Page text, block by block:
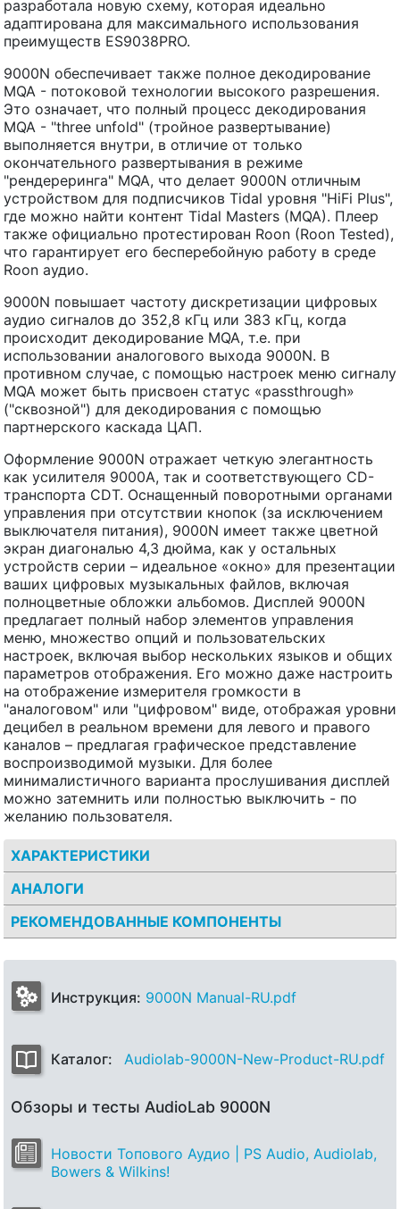
разработала новую схему, которая идеально
адаптирована для максимального использования
преимуществ ES9038PRO.
9000N обеспечивает также полное декодирование
MQA - потоковой технологии высокого разрешения.
Это означает, что полный процесс декодирования
MQA - "three unfold" (тройное развертывание)
выполняется внутри, в отличие от только
окончательного развертывания в режиме
"рендереринга" MQA, что делает 9000N отличным
устройством для подписчиков Tidal уровня "HiFi Plus",
где можно найти контент Tidal Masters (MQA). Плеер
также официально протестирован Roon (Roon Tested),
что гарантирует его бесперебойную работу в среде
Roon аудио.
9000N повышает частоту дискретизации цифровых
аудио сигналов до 352,8 кГц или 383 кГц, когда
происходит декодирование MQA, т.е. при
использовании аналогового выхода 9000N. В
противном случае, с помощью настроек меню сигналу
MQA может быть присвоен статус «passthrough»
("сквозной") для декодирования с помощью
партнерского каскада ЦАП.
Оформление 9000N отражает четкую элегантность
как усилителя 9000A, так и соответствующего CD-
транспорта CDT. Оснащенный поворотными органами
управления при отсутствии кнопок (за исключением
выключателя питания), 9000N имеет также цветной
экран диагональю 4,3 дюйма, как у остальных
устройств серии – идеальное «окно» для презентации
ваших цифровых музыкальных файлов, включая
полноцветные обложки альбомов. Дисплей 9000N
предлагает полный набор элементов управления
меню, множество опций и пользовательских
настроек, включая выбор нескольких языков и общих
параметров отображения. Его можно даже настроить
на отображение измерителя громкости в
"аналоговом" или "цифровом" виде, отображая уровни
децибел в реальном времени для левого и правого
каналов – предлагая графическое представление
воспроизводимой музыки. Для более
минималистичного варианта прослушивания дисплей
можно затемнить или полностью выключить - по
желанию пользователя.
ХАРАКТЕРИСТИКИ
АНАЛОГИ
РЕКОМЕНДОВАННЫЕ КОМПОНЕНТЫ
Инструкция: 9000N Manual-RU.pdf
Каталог: Audiolab-9000N-New-Product-RU.pdf
Обзоры и тесты AudioLab 9000N
Новости Топового Аудио | PS Audio, Audiolab,
Bowers & Wilkins!